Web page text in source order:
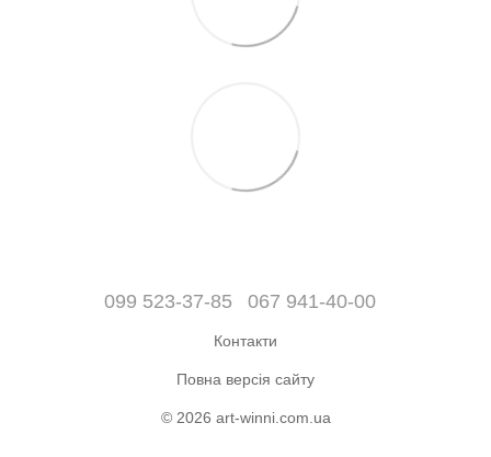
099 523-37-85 067 941-40-00
Контакти
Повна версія сайту
© 2026 art-winni.com.ua